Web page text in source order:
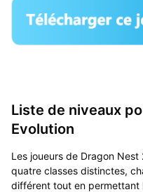
Liste de niveaux
Evolution
Les joueurs de Dragon
quatre classes distinctes,
différent tout en permettant